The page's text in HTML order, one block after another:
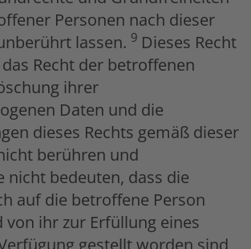
Personen nach dieser
lassen. 9 Dieses Recht
Recht der betroffenen
ihrer
Daten und die
dieses Rechts gemäß dieser
berühren und
nicht bedeuten, dass die
auf die betroffene Person
von ihr zur Erfüllung eines
gestellt worden sind,